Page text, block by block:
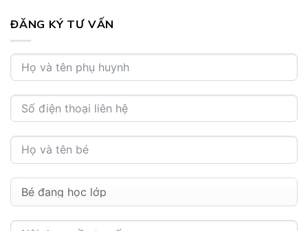
ĐĂNG KÝ TƯ VẤN